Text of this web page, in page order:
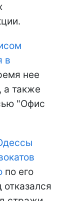
в
нее
а также
"Офис
по его